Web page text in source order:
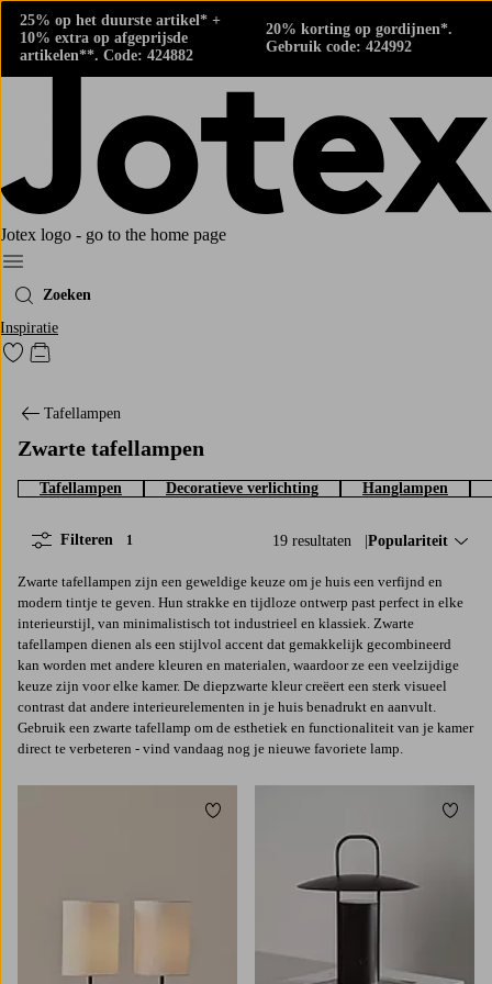
25% op het duurste artikel* +
10% extra op afgeprijsde
artikelen**. Code: 424882
20% korting op gordijnen*.
Gebruik code: 424992
Jotex logo - go to the home page
Menu
Zoeken
Inspiratie
Ga naar favoriet gemarkeerde producten
Go to checkout
Tafellampen
Zwarte tafellampen
Tafellampen Decoratieve verlichting Hanglampen
19 resultaten Sorteer op:
Populariteit
Filteren 1
Zwarte tafellampen zijn een geweldige keuze om je huis een verfijnd en
modern tintje te geven. Hun strakke en tijdloze ontwerp past perfect in elke
interieurstijl, van minimalistisch tot industrieel en klassiek. Zwarte
tafellampen dienen als een stijlvol accent dat gemakkelijk gecombineerd
kan worden met andere kleuren en materialen, waardoor ze een veelzijdige
keuze zijn voor elke kamer. De diepzwarte kleur creëert een sterk visueel
contrast dat andere interieurelementen in je huis benadrukt en aanvult.
Gebruik een zwarte tafellamp om de esthetiek en functionaliteit van je kamer
direct te verbeteren - vind vandaag nog je nieuwe favoriete lamp.
Toevoegen aan favorieten